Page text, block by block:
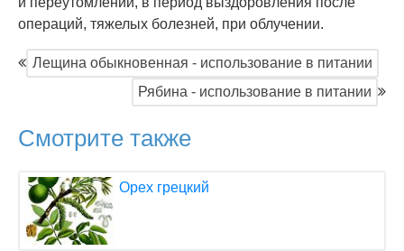
операций, тяжелых болезней, при облучении.
Лещина обыкновенная - использование в питании
Рябина - использование в питании
Смотрите также
Орех грецкий